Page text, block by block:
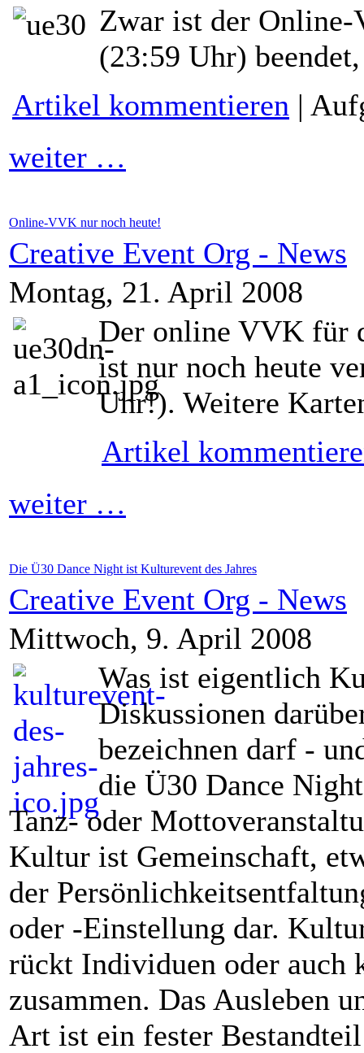
Zwar ist der Online-
(23:59 Uhr)
Artikel kommentieren |
weiter …
Online-VVK nur noch heute!
Creative Event Org - News
Montag, 21. April 2008
Der online VVK für
ist nur noch heute
Uhr!). Weitere
Artikel
weiter …
Die Ü30 Dance Night ist Kulturevent des Jahres
Creative Event Org - News
Mittwoch, 9. April 2008
Was ist eigentlich
Diskussionen
bezeichnen darf -
die Ü30 Dance
Tanz- oder
Kultur ist Gemeinschaft,
der
oder -Einstellung dar.
rückt Individuen oder auch
zusammen. Das Ausleben
Art ist ein fester